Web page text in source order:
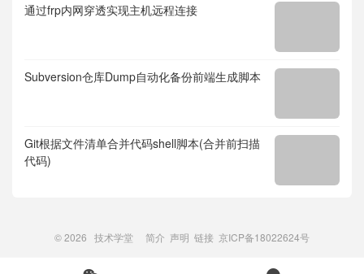
通过frp内网穿透实现主机远程连接
Subversion仓库Dump自动化备份前端生成脚本
Git根据文件清单合并代码shell脚本(合并前扫描
代码)
© 2026 技术学堂 简介 声明 链接 京ICP备18022624号